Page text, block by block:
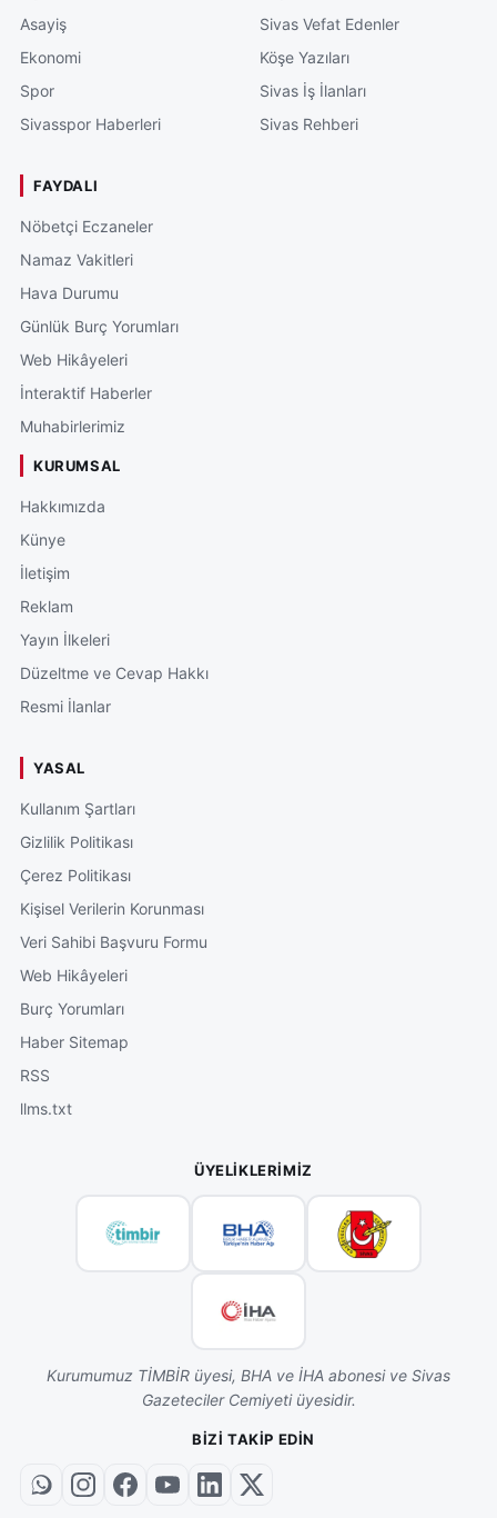
Asayiş
Ekonomi
Spor
Sivasspor Haberleri
Sivas Vefat Edenler
Köşe Yazıları
Sivas İş İlanları
Sivas Rehberi
FAYDALI
Nöbetçi Eczaneler
Namaz Vakitleri
Hava Durumu
Günlük Burç Yorumları
Web Hikâyeleri
İnteraktif Haberler
Muhabirlerimiz
KURUMSAL
Hakkımızda
Künye
İletişim
Reklam
Yayın İlkeleri
Düzeltme ve Cevap Hakkı
Resmi İlanlar
YASAL
Kullanım Şartları
Gizlilik Politikası
Çerez Politikası
Kişisel Verilerin Korunması
Veri Sahibi Başvuru Formu
Web Hikâyeleri
Burç Yorumları
Haber Sitemap
RSS
llms.txt
ÜYELIKLERIMIZ
Kurumumuz TİMBİR üyesi, BHA ve İHA abonesi ve Sivas
Gazeteciler Cemiyeti üyesidir.
BIZI TAKIP EDIN